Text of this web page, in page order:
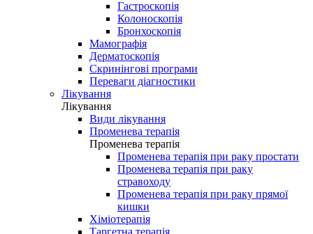
Гастроскопія
Колоноскопія
Бронхоскопія
Мамографія
Дерматоскопія
Скринінгові програми
Переваги діагностики
Лікування
Лікування
Види лікування
Променева терапія
Променева терапія
Променева терапія при раку простати
Променева терапія при раку
стравоходу
Променева терапія при раку прямої
кишки
Хіміотерапія
Таргетна терапія